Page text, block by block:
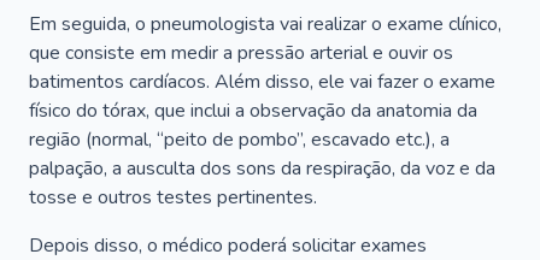
Em seguida, o pneumologista vai realizar o exame clínico,
que consiste em medir a pressão arterial e ouvir os
batimentos cardíacos. Além disso, ele vai fazer o exame
físico do tórax, que inclui a observação da anatomia da
região (normal, “peito de pombo”, escavado etc.), a
palpação, a ausculta dos sons da respiração, da voz e da
tosse e outros testes pertinentes.
Depois disso, o médico poderá solicitar exames